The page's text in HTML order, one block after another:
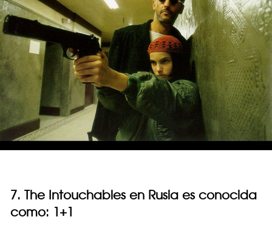
7. The Intouchables en Rusia es conocida
como: 1+1